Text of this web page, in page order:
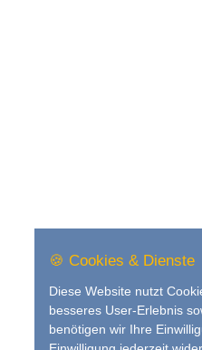
🍪 Cookies & Dienste
Diese Website nutzt
besseres User-Erlebnis
benötigen wir Ihre